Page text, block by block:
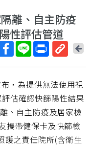
離、自主防疫
性評估管道
短
網
址
回
，為提供無法使用視
估確認快篩陽性結果
、自主防疫及居家檢
攜帶健保卡及快篩檢
護之責任院所(含衛生